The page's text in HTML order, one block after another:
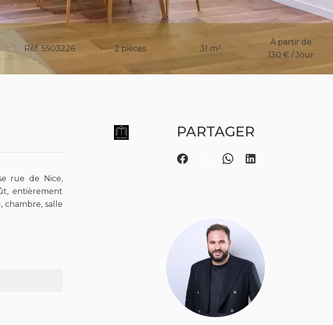
Réf. 5503226 2 pièces 31 m²
À partir de
130 € / Jour
rue de Nice,
entièrement
chambre, salle
PARTAGER